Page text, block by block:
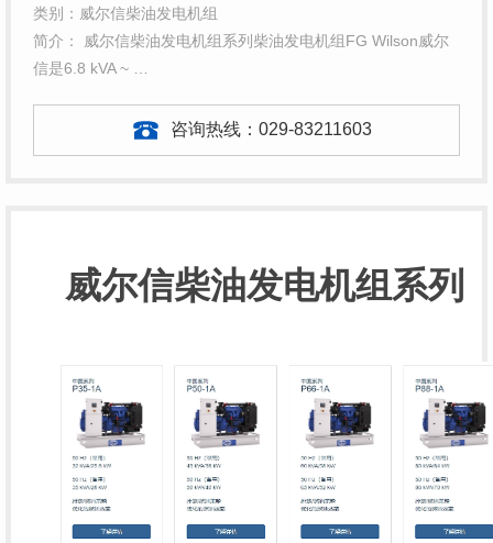
类别：威尔信柴油发电机组
简介： 威尔信柴油发电机组系列柴油发电机组FG Wilson威尔
信是6.8 kVA ~ …
咨询热线： 029-83211603
威尔信柴油发电机组系列